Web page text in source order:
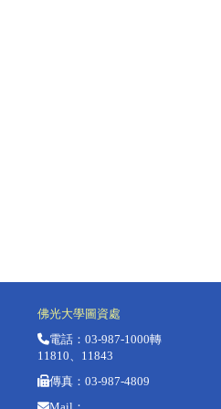
佛光大學圖資處
電話： 03-987-1000轉
11810、 11843
傳真： 03-987-4809